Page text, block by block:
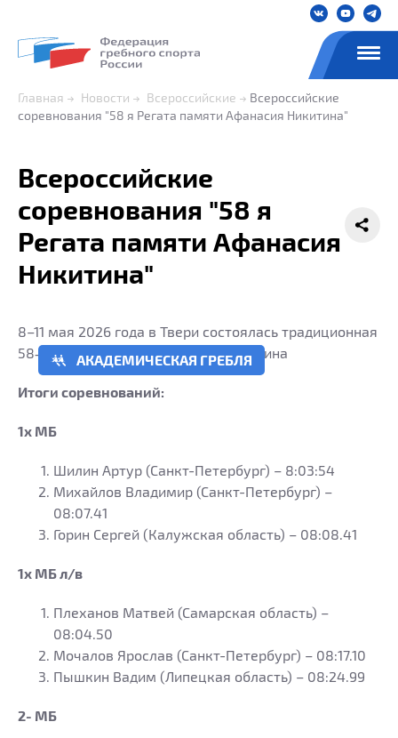
Главная Новости Всероссийские
Всероссийские
соревнования "58 я Регата памяти Афанасия Никитина"
Всероссийские
соревнования "58 я
Регата памяти Афанасия
Никитина"
АКАДЕМИЧЕСКАЯ ГРЕБЛЯ
8–11 мая 2026 года в Твери состоялась традиционная
58‑я Регата памяти Афанасия Никитина
Итоги соревнований:
1х МБ
Шилин Артур (Санкт-Петербург) – 8:03:54
Михайлов Владимир (Санкт-Петербург) –
08:07.41
Горин Сергей (Калужская область) – 08:08.41
1х МБ л/в
Плеханов Матвей (Самарская область) –
08:04.50
Мочалов Ярослав (Санкт-Петербург) – 08:17.10
Пышкин Вадим (Липецкая область) – 08:24.99
2- МБ